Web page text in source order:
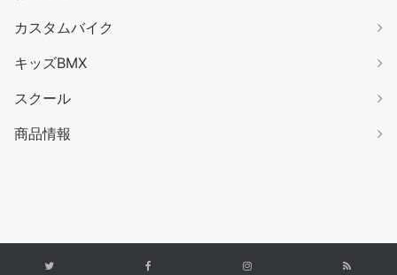
カスタムバイク
キッズBMX
スクール
商品情報